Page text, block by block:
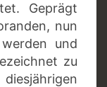
Geprägt
nun
und
zu